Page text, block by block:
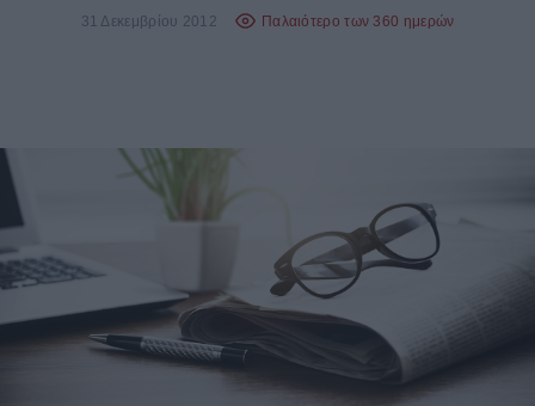
31 Δεκεμβρίου 2012 Παλαιότερο των 360 ημερών